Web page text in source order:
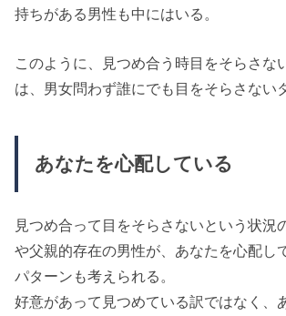
持ちがある男性も中にはいる。
このように、見つめ合う時目をそらさな
は、男女問わず誰にでも目をそらさない
あなたを心配している
見つめ合って目をそらさないという状況
や父親的存在の男性が、あなたを心配し
パターンも考えられる。
好意があって見つめている訳ではなく、